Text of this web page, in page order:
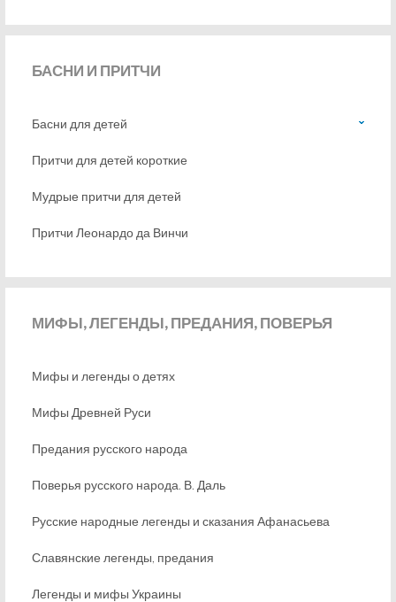
БАСНИ И ПРИТЧИ
Басни для детей
Притчи для детей короткие
Мудрые притчи для детей
Притчи Леонардо да Винчи
МИФЫ,ЛЕГЕНДЫ, ПРЕДАНИЯ, ПОВЕРЬЯ
Мифы и легенды о детях
Мифы Древней Руси
Предания русского народа
Поверья русского народа. В. Даль
Русские народные легенды и сказания Афанасьева
Славянские легенды, предания
Легенды и мифы Украины